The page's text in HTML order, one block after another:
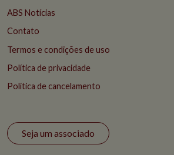
ABS Notícias
Contato
Termos e condições de uso
Política de privacidade
Política de cancelamento
Seja um associado